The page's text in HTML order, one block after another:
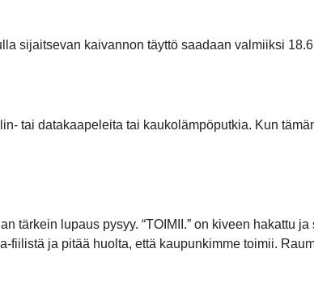
sijaitsevan kaivannon täyttö saadaan valmiiksi
tai datakaapeleita tai kaukolämpöputkia. Kun
tärkein lupaus pysyy. “TOIMII.” on kiveen hakattu
ja pitää huolta, että kaupunkimme toimii.